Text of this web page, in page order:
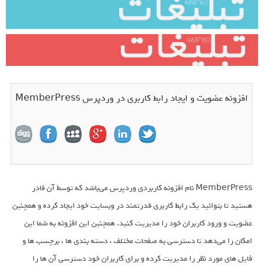
افزونه عضویت و ایجاد رابط کاربری در وردپرس MemberPress
MemberPress نام افزونه کاربردی وردپرس می‌باشد که توسط آن قادر
هستید تا بتوانید یک رابط کاربری قدرتمند در وبسایت خود ایجاد کرده و همچنین
عضویت و ورود کاربران خود را مدیریت کنید. همچنین این افزونه به شما این
امکان را می‌دهد تا دسترسی به صفحات مختلف ، دسته بندی ها ، برچسب ها و
فایل های مورد نظر را مدیریت کرده و برای کاربران خود دسترسی آن ها را